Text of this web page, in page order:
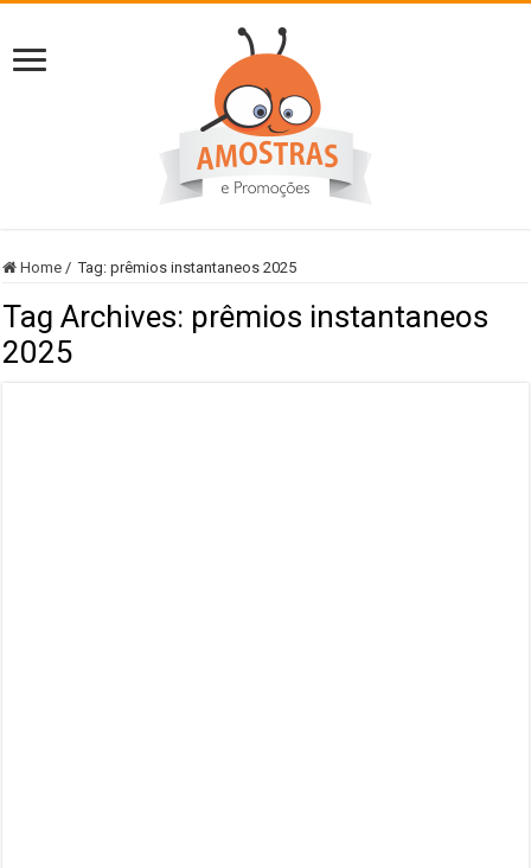
Home / Tag:prêmios instantaneos 2025
Tag Archives: prêmios instantaneos
2025